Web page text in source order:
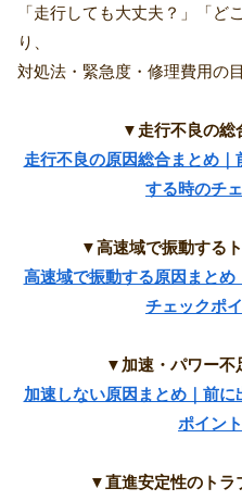
「走行しても大丈夫？」「ど
り、
対処法・緊急度・修理費用の
▼走行不良の総
走行不良の原因総合まとめ
する時のチ
▼高速域で振動する
高速域で振動する原因まと
チェックポ
▼加速・パワー不
加速しない原因まとめ｜前
ポイン
▼直進安定性のトラ